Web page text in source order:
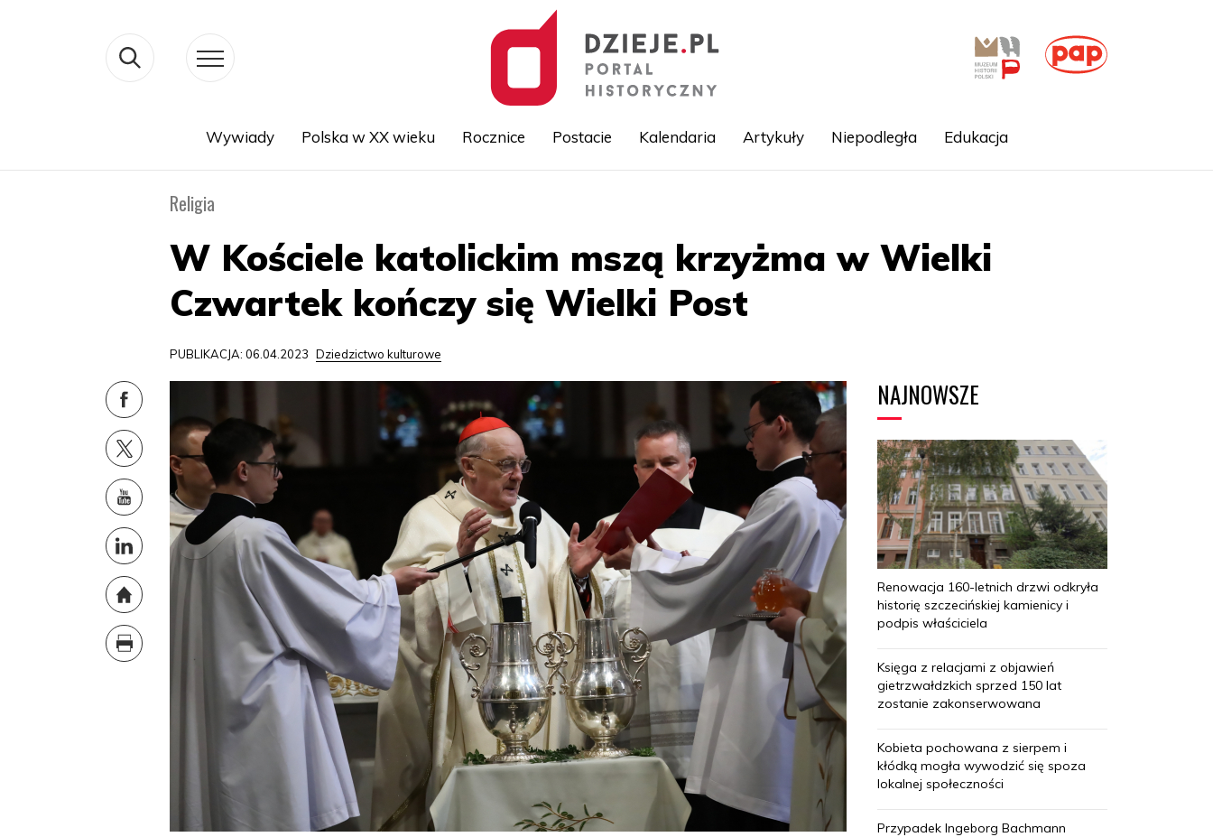
Wywiady Polska w XX wieku Rocznice Postacie Kalendaria Artykuły Niepodległa Edukacja
Religia
W Kościele katolickim mszą krzyżma w Wielki
Czwartek kończy się Wielki Post
PUBLIKACJA: 06.04.2023 Dziedzictwo kulturowe
NAJNOWSZE
Renowacja 160-letnich drzwi odkryła
historię szczecińskiej kamienicy i
podpis właściciela
Księga z relacjami z objawień
gietrzwałdzkich sprzed 150 lat
zostanie zakonserwowana
Kobieta pochowana z sierpem i
kłódką mogła wywodzić się spoza
lokalnej społeczności
Przypadek Ingeborg Bachmann